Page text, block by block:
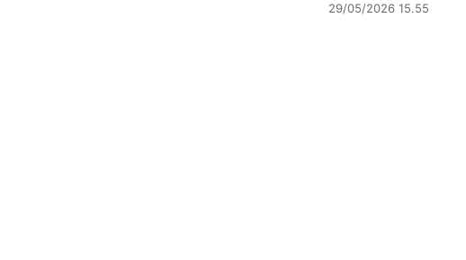
29/05/2026 15.55